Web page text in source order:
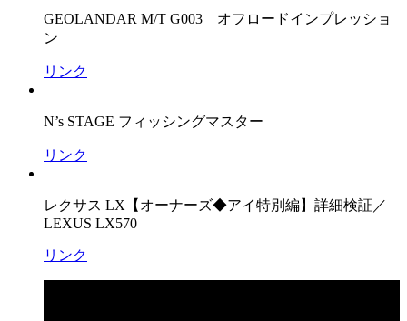
GEOLANDAR M/T G003 オフロードインプレッショ
ン
リンク
N’s STAGE フィッシングマスター
リンク
レクサス LX【オーナーズ◆アイ特別編】詳細検証／
LEXUS LX570
リンク